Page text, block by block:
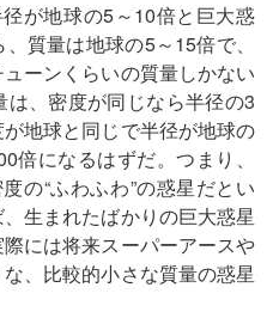
が地球の5～10倍と巨大惑
質量は地球の5～15倍で、
ーンくらいの質量しかない
、密度が同じなら半径の3
地球と同じで半径が地球の
倍になるはずだ。つまり、
の“ふわふわ”の惑星だとい
生まれたばかりの巨大惑星
には将来スーパーアースや
、比較的小さな質量の惑星